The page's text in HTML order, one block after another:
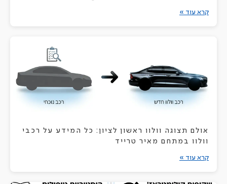
קרא עוד »
אולם תצוגה וולוו ראשון לציון: כל המידע על רכבי
וולוו במתחם מאיר טרייד
קרא עוד »